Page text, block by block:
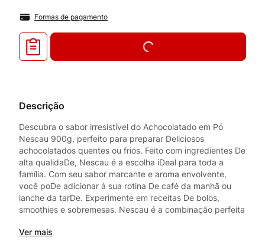
Formas de pagamento
Descrição
Descubra o sabor irresistível do Achocolatado em Pó
Nescau 900g, perfeito para preparar Deliciosos
achocolatados quentes ou frios. Feito com ingredientes De
alta qualidaDe, Nescau é a escolha iDeal para toda a
família. Com seu sabor marcante e aroma envolvente,
você poDe adicionar à sua rotina De café da manhã ou
lanche da tarDe. Experimente em receitas De bolos,
smoothies e sobremesas. Nescau é a combinação perfeita
cada colherada.
Ver mais